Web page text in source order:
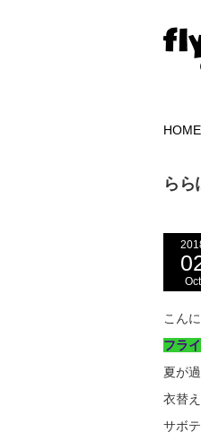
HOME
ら
Oct
こん
フラ
夏が
衣替
サボ